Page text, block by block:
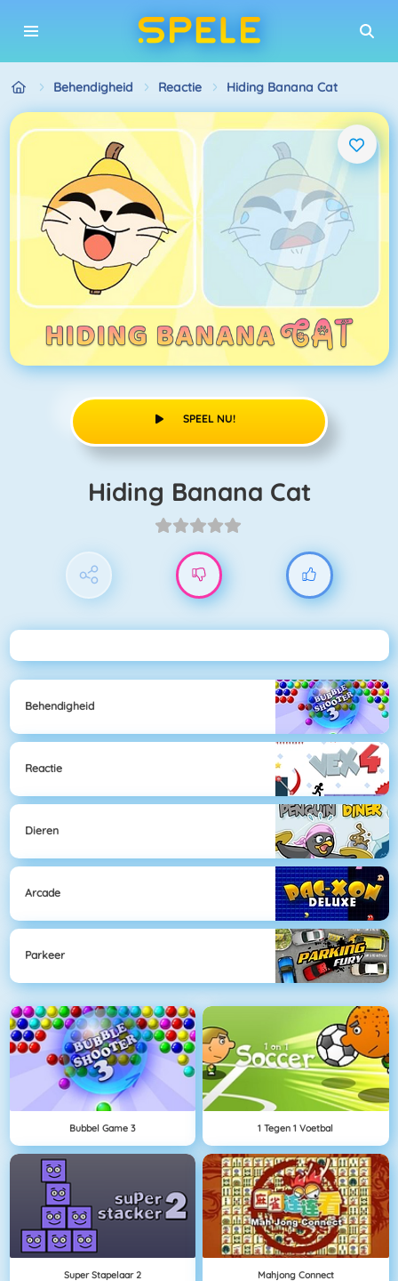
Behendigheid Reactie Hiding Banana Cat
SPEEL NU!
Hiding Banana Cat
Behendigheid
Reactie
Dieren
Arcade
Parkeer
Bubbel Game 3 1 Tegen 1 Voetbal
Super Stapelaar 2 Mahjong Connect